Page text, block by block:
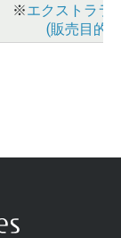
※エクストララ
(販売目的